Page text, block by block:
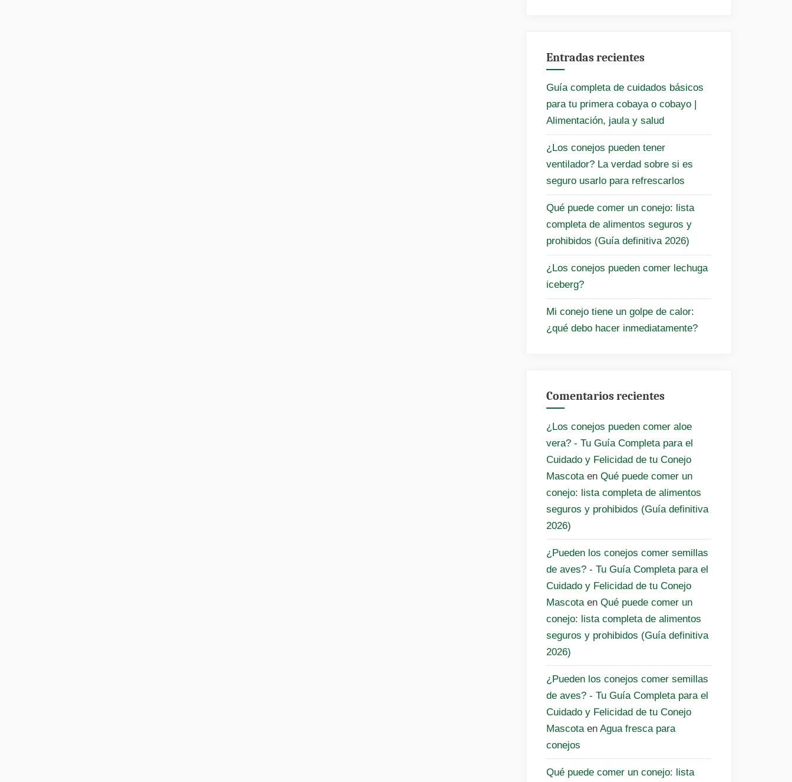
Entradas recientes
Guía completa de cuidados básicos
para tu primera cobaya o cobayo |
Alimentación, jaula y salud
¿Los conejos pueden tener
ventilador? La verdad sobre si es
seguro usarlo para refrescarlos
Qué puede comer un conejo: lista
completa de alimentos seguros y
prohibidos (Guía definitiva 2026)
¿Los conejos pueden comer lechuga
iceberg?
Mi conejo tiene un golpe de calor:
¿qué debo hacer inmediatamente?
Comentarios recientes
¿Los conejos pueden comer aloe
vera? - Tu Guía Completa para el
Cuidado y Felicidad de tu Conejo
Mascota en Qué puede comer un
conejo: lista completa de alimentos
seguros y prohibidos (Guía definitiva
2026)
¿Pueden los conejos comer semillas
de aves? - Tu Guía Completa para el
Cuidado y Felicidad de tu Conejo
Mascota en Qué puede comer un
conejo: lista completa de alimentos
seguros y prohibidos (Guía definitiva
2026)
¿Pueden los conejos comer semillas
de aves? - Tu Guía Completa para el
Cuidado y Felicidad de tu Conejo
Mascota en Agua fresca para
conejos
Qué puede comer un conejo: lista